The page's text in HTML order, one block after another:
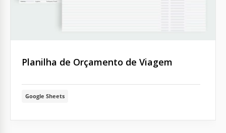
Planilha de Orçamento de Viagem
Google Sheets